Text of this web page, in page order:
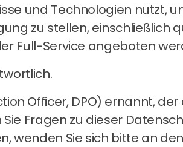
und Technologien nutzt,
zu stellen, einschließlich
Full-Service angeboten
Officer, DPO) ernannt, der
Fragen zu dieser
wenden Sie sich bitte an